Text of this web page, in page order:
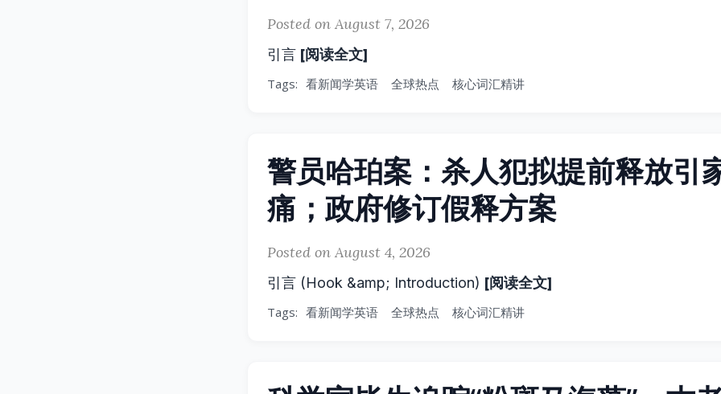
Posted on August 7, 2026
引言 [阅读全文]
Tags: 看新闻学英语 全球热点 核心词汇精讲
警员哈珀案：杀人犯拟提前释放引
痛；政府修订假释方案
Posted on August 4, 2026
引言 (Hook &amp; Introduction) [阅读全文]
Tags: 看新闻学英语 全球热点 核心词汇精讲